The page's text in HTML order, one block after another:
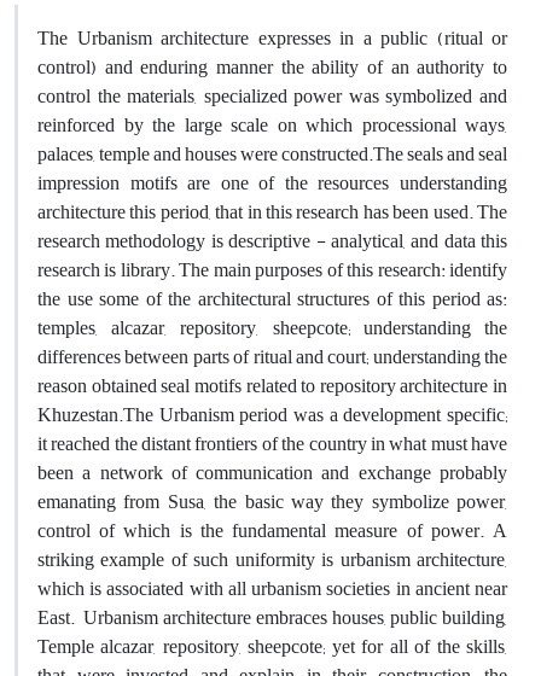
The Urbanism architecture expresses in a public (ritual or
control) and enduring manner the ability of an authority to
control the materials, specialized power was symbolized and
reinforced by the large scale on which processional ways,
palaces, temple and houses were constructed.The seals and seal
impression motifs are one of the resources understanding
architecture this period, that in this research has been used. The
research methodology is descriptive - analytical, and data this
research is library. The main purposes of this research: identify
the use some of the architectural structures of this period as:
temples, alcazar, repository, sheepcote; understanding the
differences between parts of ritual and court; understanding the
reason obtained seal motifs related to repository architecture in
Khuzestan.The Urbanism period was a development specific;
it reached the distant frontiers of the country in what must have
been a network of communication and exchange probably
emanating from Susa, the basic way they symbolize power,
control of which is the fundamental measure of power. A
striking example of such uniformity is urbanism architecture,
which is associated with all urbanism societies in ancient near
East. Urbanism architecture embraces houses, public building,
Temple alcazar, repository, sheepcote; yet for all of the skills,